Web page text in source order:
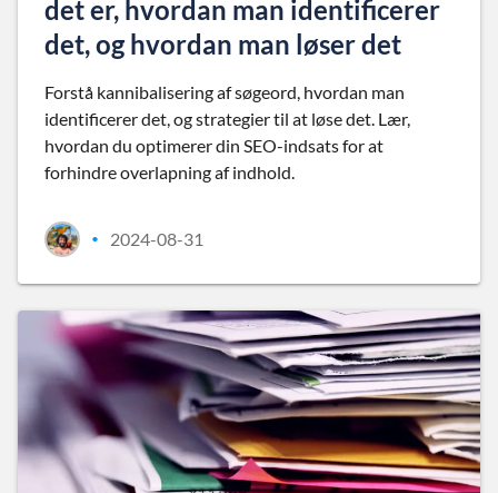
det er, hvordan man identificerer
det, og hvordan man løser det
Forstå kannibalisering af søgeord, hvordan man
identificerer det, og strategier til at løse det. Lær,
hvordan du optimerer din SEO-indsats for at
forhindre overlapning af indhold.
• 2024-08-31